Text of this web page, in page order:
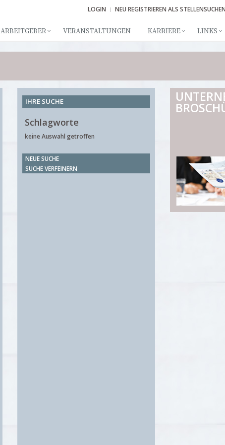
LOGIN NEU REGISTRIEREN ALS
ARBEITGEBER VERANSTALTUNGEN KARRIERE LINKS
IHRE SUCHE
Schlagworte
keine Auswahl getroffen
NEUE SUCHE
SUCHE VERFEINERN